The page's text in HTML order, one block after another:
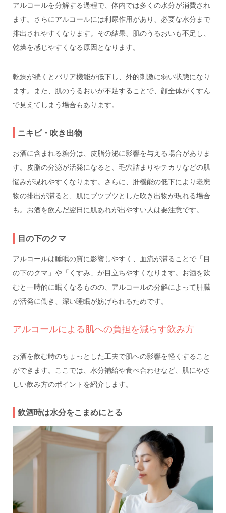
アルコールを分解する過程で、体内では多くの水分が消費され
ます。さらにアルコールには利尿作用があり、必要な水分まで
排出されやすくなります。その結果、肌のうるおいも不足し、
乾燥を感じやすくなる原因となります。
乾燥が続くとバリア機能が低下し、外的刺激に弱い状態になり
ます。また、肌のうるおいが不足することで、顔全体がくすん
で見えてしまう場合もあります。
ニキビ・吹き出物
お酒に含まれる糖分は、皮脂分泌に影響を与える場合がありま
す。皮脂の分泌が活発になると、毛穴詰まりやテカリなどの肌
悩みが現れやすくなります。さらに、肝機能の低下により老廃
物の排出が滞ると、肌にブツブツとした吹き出物が現れる場合
も。お酒を飲んだ翌日に肌あれが出やすい人は要注意です。
目の下のクマ
アルコールは睡眠の質に影響しやすく、血流が滞ることで「目
の下のクマ」や「くすみ」が目立ちやすくなります。お酒を飲
むと一時的に眠くなるものの、アルコールの分解によって肝臓
が活発に働き、深い睡眠が妨げられるためです。
アルコールによる肌への負担を減らす飲み方
お酒を飲む時のちょっとした工夫で肌への影響を軽くすること
ができます。ここでは、水分補給や食べ合わせなど、肌にやさ
しい飲み方のポイントを紹介します。
飲酒時は水分をこまめにとる